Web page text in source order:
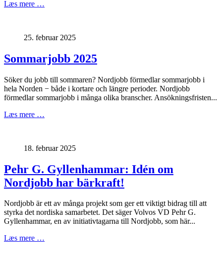
Læs mere …
25. februar 2025
Sommarjobb 2025
Söker du jobb till sommaren? Nordjobb förmedlar sommarjobb i
hela Norden − både i kortare och längre perioder. Nordjobb
förmedlar sommarjobb i många olika branscher. Ansökningsfristen...
Læs mere …
18. februar 2025
Pehr G. Gyllenhammar: Idén om
Nordjobb har bärkraft!
Nordjobb är ett av många projekt som ger ett viktigt bidrag till att
styrka det nordiska samarbetet. Det säger Volvos VD Pehr G.
Gyllenhammar, en av initiativtagarna till Nordjobb, som här...
Læs mere …